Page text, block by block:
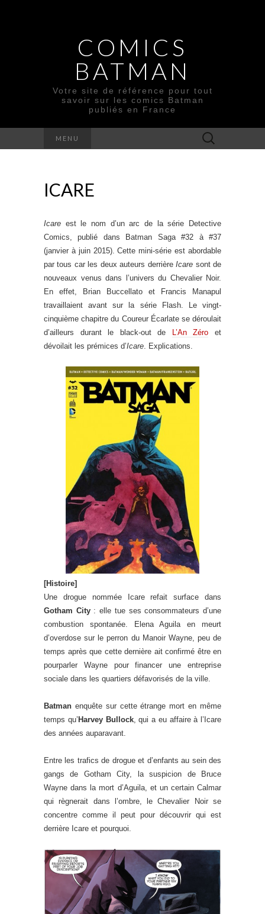
COMICS
BATMAN
Votre site de référence pour tout
savoir sur les comics Batman
publiés en France
MENU Rechercher :
ICARE
Icare est le nom d’un arc de la série Detective
Comics, publié dans Batman Saga #32 à #37
(janvier à juin 2015). Cette mini-série est abordable
par tous car les deux auteurs derrièreIcare sont de
nouveaux venus dans l’univers du Chevalier Noir.
En effet, Brian Buccellato et Francis Manapul
travaillaient avant sur la série Flash. Le vingt-
cinquième chapitre du Coureur Écarlate se déroulait
d’ailleurs durant le black-out de
L’An Zéro et
dévoilait les prémices d’Icare. Explications.
[Histoire]
Une drogue nommée Icare refait surface dans
Gotham City : elle tue ses consommateurs d’une
combustion spontanée. Elena Aguila en meurt
d’overdose sur le perron du Manoir Wayne, peu de
temps après que cette dernière ait confirmé être en
pourparler Wayne pour financer une entreprise
sociale dans les quartiers défavorisés de la ville.
Batman enquête sur cette étrange mort en même
temps qu’ Harvey Bullock, qui a eu affaire à l’Icare
des années auparavant.
Entre les trafics de drogue et d’enfants au sein des
gangs de Gotham City, la suspicion de Bruce
Wayne dans la mort d’Aguila, et un certain Calmar
qui règnerait dans l’ombre, le Chevalier Noir se
concentre comme il peut pour découvrir qui est
derrière Icare et pourquoi.